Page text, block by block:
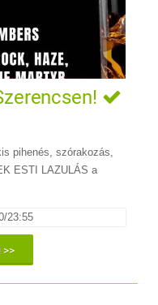
pihenés, szórakozás,
ESTI LAZULÁS a
23:55
>>